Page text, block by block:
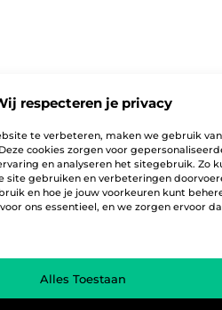
respecteren je privacy
te verbeteren, maken we gebruik
cookies zorgen voor
en analyseren het sitegebruik. Zo
site gebruiken en verbeteringen
en hoe je jouw voorkeuren kunt
ons essentieel, en we zorgen ervoor
Alles Toestaan